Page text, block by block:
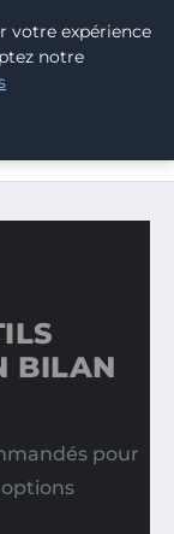
SON BILAN
BILAN
pour
votre expérience
notre